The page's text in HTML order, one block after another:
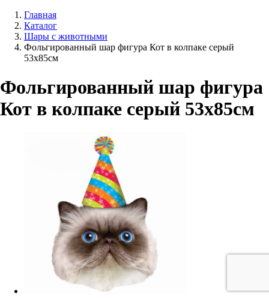
Главная
Каталог
Шары с животными
Фольгированный шар фигура Кот в колпаке серый
53х85см
Фольгированный шар фигура
Кот в колпаке серый 53х85см